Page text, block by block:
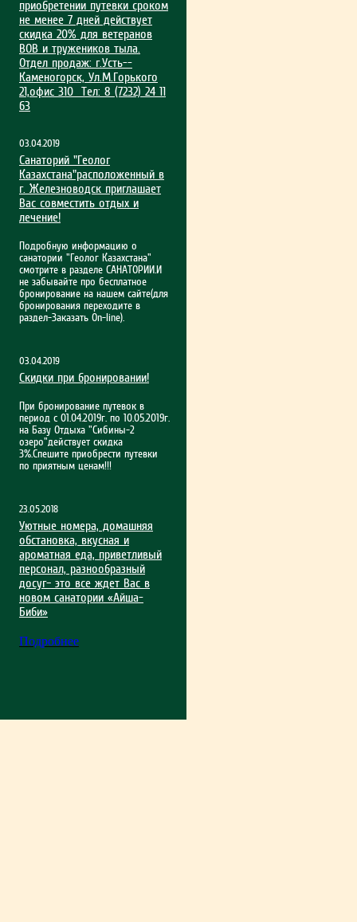
приобрет­ении путевки сроком
не менее 7 дней действует
скидка 20% для ветеранов
ВОВ и тружеников тыла.
Отдел продаж: г.Усть-­
Каменогорск, Ул.М.Гор­ького
21,офис 310 Тел: 8 (7232) 24 11
63
03.04.2019
Санаторий "Геолог
Казахстана"расположенный в
г. Железноводск приглашает
Вас совместить отдых и
лечение!
Подробную информацию о
санатории "Геолог Казахстана"
смотрите в разделе САНАТОРИИ.И
не забывайте про бесплатное
бронирование на нашем сайте(для
бронирования переходите в
раздел-Заказать On-line).
03.04.2019
Скидки при бронировании!
При бронирование путевок в
период с 01.04.2019г. по 10.05.2019г.
на Базу Отдыха "Сибины-2
озеро"действует скидка
3%.Спешите приобрести путевки
по приятным ценам!!!
23.05.2018
Уютные номера, домашняя
обстановка, вкусная и
ароматная еда, приветливый
персонал, разнообразный
досуг– это все ждет Вас в
новом санатории «Айша-
Биби»
Подробнее